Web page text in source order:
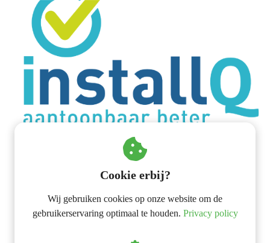
Einsteinweg 35
Cookie erbij?
Wij gebruiken cookies op onze website om de
gebruikerservaring optimaal te houden. Privacy policy